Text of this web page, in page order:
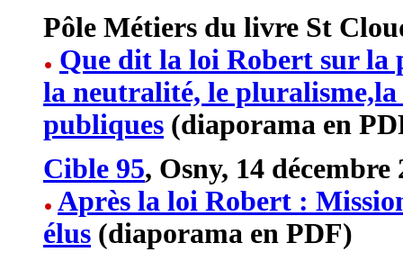
Pôle Métiers du livre St
Que dit la loi Robert sur la
la neutralité, le
publiques (diaporama en
Cible 95, Osny, 14 décembre
Après la loi Robert :
élus (diaporama en PDF)